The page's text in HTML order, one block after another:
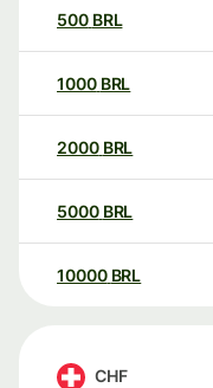
500 BRL
1000 BRL
2000 BRL
5000 BRL
10000 BRL
CHF